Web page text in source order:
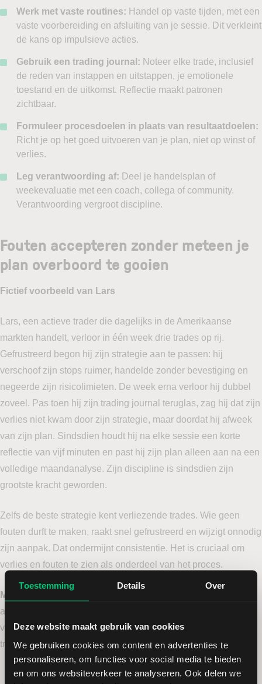
Toestemming Details Over
Deze website maakt gebruik van cookies
We gebruiken cookies om content en advertenties te
personaliseren, om functies voor social media te bieden
en om ons websiteverkeer te analyseren. Ook delen we
Werk met vaste routines: Handel op vaste tijden, met een
vaste voorbereiding en afsluiting van je sessie. Dit verkleint
de kans op impulsieve acties.
Gebruik een trading journal: Noteer elke trade, inclusief
de reden van instappen en uitstappen, je emotionele
toestand en de uitkomst. Reflectie maakt patronen
zichtbaar.
Formuleer procesdoelen in plaats van resultaatdoelen:
Richt je op het goed uitvoeren van je plan, niet op winst of
verlies.
Leg verantwoording af: Deel je handelsplan of
weekevaluatie met een coach, collega of community.
Verantwoording vergroot discipline.
Fouten accepteren zonder meteen je
plan overboord te gooien
Fictief voorbeeld van Lars
Lars, een actieve trader die dagelijks in de Amerikaanse
markten handelt, verloor in één week drie trades op rij.
Gefrustreerd begon hij zijn strategie aan te passen: hij
verschoof zijn stops ruimer, handelde zonder bevestiging en
negeerde zijn risicolimieten. De week erna verloor hij dubbel
zoveel. Pas toen hij zijn trading journal teruglas, zag hij dat zijn
verlies niet kwam door zijn strategie, maar doordat hij afweek
van zijn plan. Sindsdien houdt hij na elke sessie een korte
reflectie van vijf minuten en past hij zijn plan alleen aan na een
volledige maandanalyse. Zijn discipline is sindsdien zijn
grootste kracht geworden.
Zelfs de beste strategie kent verliezende trades. Wie geen
fouten durft te maken, raakt snel gefrustreerd en wijzigt onnodig
zijn aanpak. Dat ondermijnt consistentie. Het is cruciaal om
verlies en fouten te zien als onderdeel van het proces.
Mentale shift:
als succes, ongeacht het resultaat. Stel je na een verlies de
vraag: “Was dit volgens plan?” Zo ja: dan was het een goede
trade.